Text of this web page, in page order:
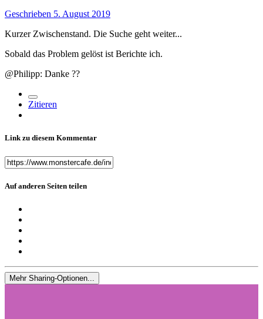
Geschrieben 5. August 2019
Kurzer Zwischenstand. Die Suche geht weiter...
Sobald das Problem gelöst ist Berichte ich.
@Philipp: Danke ??
Zitieren
Link zu diesem Kommentar
Auf anderen Seiten teilen
Mehr Sharing-Optionen...